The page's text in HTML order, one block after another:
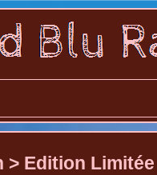
> Edition Limitée